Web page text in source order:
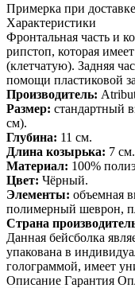
Примерка при
Характеристики
Фронтальная часть и
рипстоп, которая
(клетчатую). Задняя
помощи пластиковой
Производитель:
Размер: стандартный
см).
Глубина: 11 см.
Длина козырька: 7 см.
Материал: 100%
Цвет: Чёрный.
Элементы: объемная
полимерный шеврон,
Страна
Данная бейсболка
упакована в
голограммой, имеет
Описание Гарантия